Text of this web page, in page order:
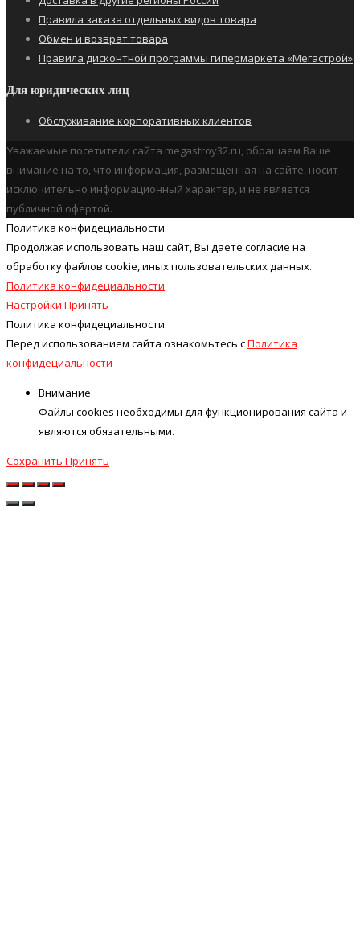
Правила заказа отдельных видов товара
Обмен и возврат товара
Правила дисконтной программы гипермаркета «Мегастрой»
Для юридических лиц
Обслуживание корпоративных клиентов
Уважаемые посетители сайта megastroy32.ru, обращаем Ваше
внимание на то, что информация, размещенная на сайте, носит
исключительно информационный характер, и не является
публичной офертой.
Политика конфидециальности.
Продолжая использовать наш cайт, Вы даете согласие на
обработку файлов cookie, иных пользовательских данных.
Политика конфидециальности
Настройки Принять
Политика конфидециальности.
Перед использованием сайта ознакомьтесь сПолитика
конфидециальности
Внимание
Файлы cookies необходимы для функционирования сайта и
являются обязательными.
Сохранить Принять